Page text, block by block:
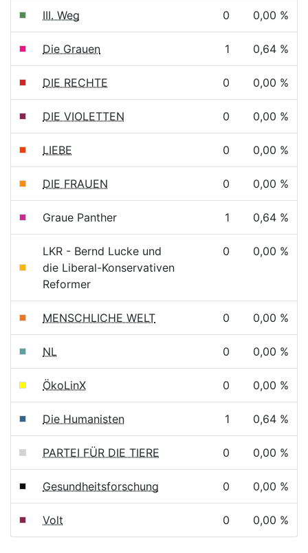
III. Weg 0 0,00 %
Die Grauen 1 0,64 %
DIE RECHTE 0 0,00 %
DIE VIOLETTEN 0 0,00 %
LIEBE 0 0,00 %
DIE FRAUEN 0 0,00 %
Graue Panther 1 0,64 %
LKR - Bernd Lucke und
die Liberal-Konservativen
Reformer
0 0,00 %
MENSCHLICHE WELT 0 0,00 %
NL 0 0,00 %
ÖkoLinX 0 0,00 %
Die Humanisten 1 0,64 %
PARTEI FÜR DIE TIERE 0 0,00 %
Gesundheitsforschung 0 0,00 %
Volt 0 0,00 %